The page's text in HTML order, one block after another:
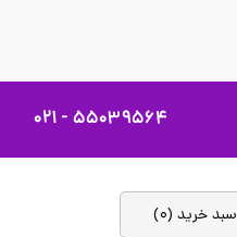
۵۵۰۳۹۵۶۴ - ۰۲۱
سبد خرید (۰)